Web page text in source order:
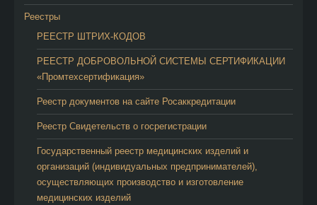
Реестры
РЕЕСТР ШТРИХ-КОДОВ
РЕЕСТР ДОБРОВОЛЬНОЙ СИСТЕМЫ СЕРТИФИКАЦИИ
«Промтехсертификация»
Реестр документов на сайте Росаккредитации
Реестр Свидетельств о госрегистрации
Государственный реестр медицинских изделий и
организаций (индивидуальных предпринимателей),
осуществляющих производство и изготовление
медицинских изделий